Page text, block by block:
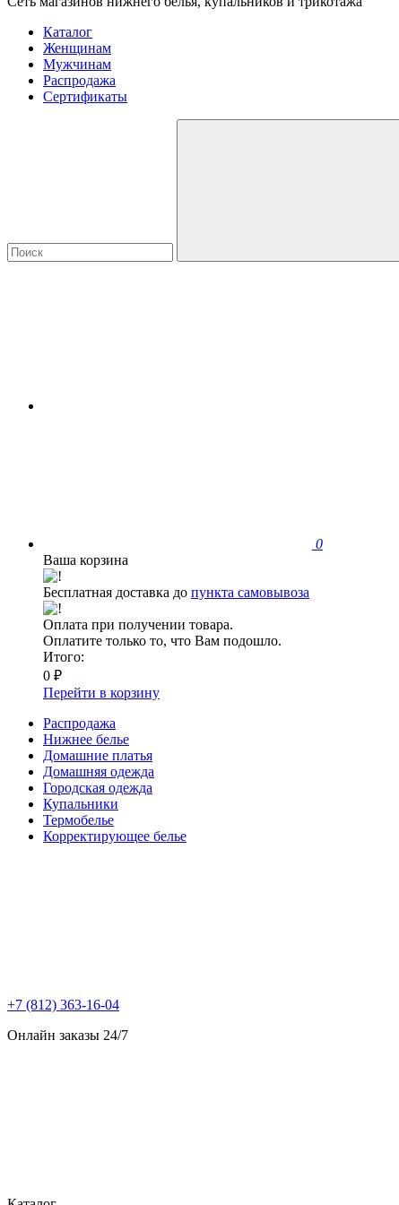
Каталог
Женщинам
Мужчинам
Распродажа
Сертификаты
0
Ваша корзина
Бесплатная доставка до пункта самовывоза
Оплата при получении товара.
Оплатите только то, что Вам подошло.
Итого:
0 ₽
Перейти в корзину
Распродажа
Нижнее белье
Домашние платья
Домашняя одежда
Городская одежда
Купальники
Термобелье
Корректирующее белье
+7 (812) 363-16-04
Онлайн заказы 24/7